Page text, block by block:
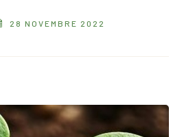
28 NOVEMBRE 2022